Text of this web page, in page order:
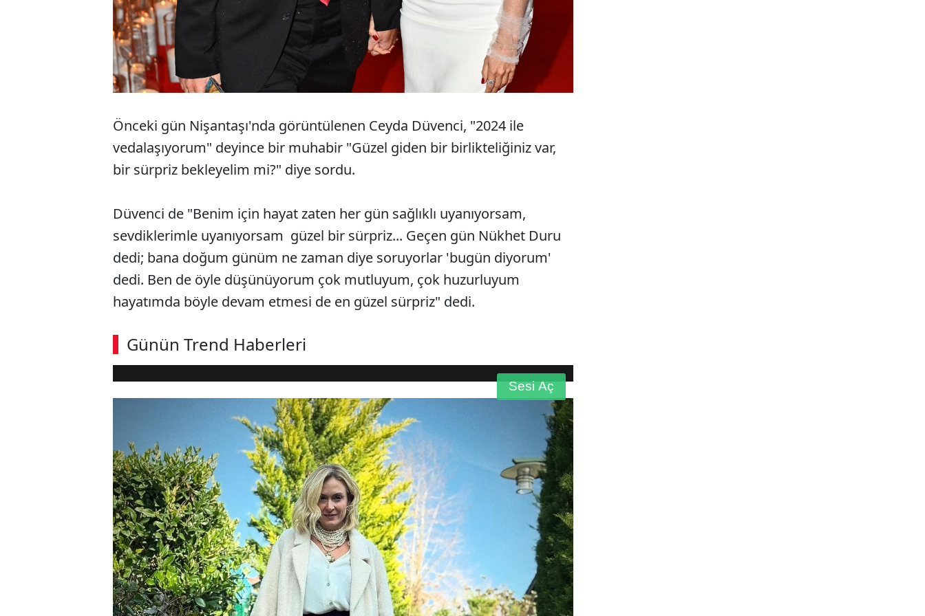
Önceki gün Nişantaşı'nda görüntülenen Ceyda Düvenci, "2024 ile
vedalaşıyorum" deyince bir muhabir "Güzel giden bir birlikteliğiniz var,
bir sürpriz bekleyelim mi?" diye sordu.
Düvenci de "Benim için hayat zaten her gün sağlıklı uyanıyorsam,
sevdiklerimle uyanıyorsam güzel bir sürpriz... Geçen gün Nükhet Duru
dedi; bana doğum günüm ne zaman diye soruyorlar 'bugün diyorum'
dedi. Ben de öyle düşünüyorum çok mutluyum, çok huzurluyum
hayatımda böyle devam etmesi de en güzel sürpriz" dedi.
Günün Trend Haberleri
Aç
5.73%
Sesi Aç